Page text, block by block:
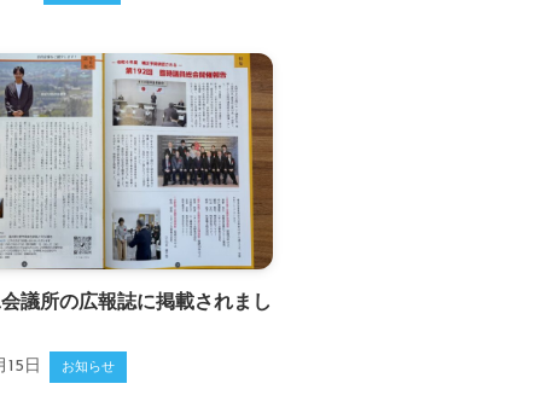
議所の広報誌に掲載されまし
日 お知らせ